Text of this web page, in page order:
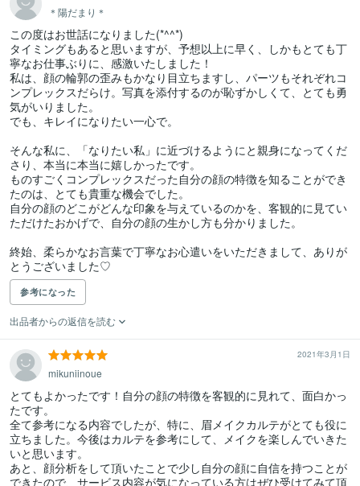
＊陽だまり＊
この度はお世話になりました(*^^*)
タイミングもあると思いますが、予想以上に早く、しかもとても丁
寧なお仕事ぶりに、感激いたしました！
私は、顔の輪郭の歪みもかなり目立ちますし、パーツもそれぞれコ
ンプレックスだらけ。写真を添付するのが恥ずかしくて、とても勇
気がいりました。
でも、キレイになりたい一心で。
そんな私に、「なりたい私」に近づけるようにと親身になってくだ
さり、本当に本当に嬉しかったです。
ものすごくコンプレックスだった自分の顔の特徴を知ることができ
たのは、とても貴重な機会でした。
自分の顔のどこがどんな印象を与えているのかを、客観的に見てい
ただけたおかげで、自分の顔の生かし方も分かりました。
終始、柔らかなお言葉で丁寧なお心遣いをいただきまして、ありが
とうございました♡
参考になった
出品者からの返信を読む
2021年3月1日
mikuniinoue
とてもよかったです！自分の顔の特徴を客観的に見れて、面白かっ
たです。
全て参考になる内容でしたが、特に、眉メイクカルテがとても役に
立ちました。今後はカルテを参考にして、メイクを楽しんでいきた
いと思います。
あと、顔分析をして頂いたことで少し自分の顔に自信を持つことが
できたので、サービス内容が気になっている方はぜひ受けてみて頂